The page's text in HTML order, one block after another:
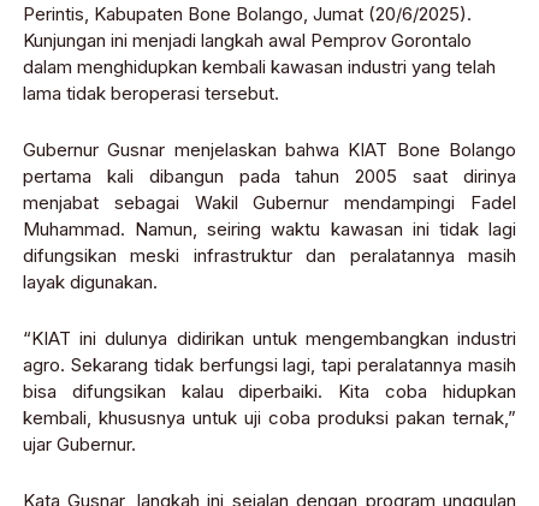
Perintis, Kabupaten Bone Bolango, Jumat (20/6/2025).
Kunjungan ini menjadi langkah awal Pemprov Gorontalo
dalam menghidupkan kembali kawasan industri yang telah
lama tidak beroperasi tersebut.
Gubernur Gusnar menjelaskan bahwa KIAT Bone Bolango
pertama kali dibangun pada tahun 2005 saat dirinya
menjabat sebagai Wakil Gubernur mendampingi Fadel
Muhammad. Namun, seiring waktu kawasan ini tidak lagi
difungsikan meski infrastruktur dan peralatannya masih
layak digunakan.
“KIAT ini dulunya didirikan untuk mengembangkan industri
agro. Sekarang tidak berfungsi lagi, tapi peralatannya masih
bisa difungsikan kalau diperbaiki. Kita coba hidupkan
kembali, khususnya untuk uji coba produksi pakan ternak,”
ujar Gubernur.
Kata Gusnar, langkah ini sejalan dengan program unggulan